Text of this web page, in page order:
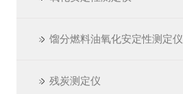
馏分燃料油氧化安定性测定仪
残炭测定仪